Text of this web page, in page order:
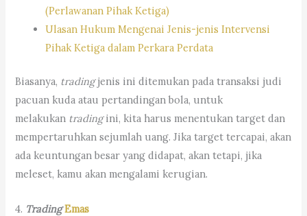
(Perlawanan Pihak Ketiga)
Ulasan Hukum Mengenai Jenis-jenis Intervensi
Pihak Ketiga dalam Perkara Perdata
Biasanya, tradingjenis ini ditemukan pada transaksi judi
pacuan kuda atau pertandingan bola, untuk
melakukan tradingini, kita harus menentukan target dan
mempertaruhkan sejumlah uang. Jika target tercapai, akan
ada keuntungan besar yang didapat, akan tetapi, jika
meleset, kamu akan mengalami kerugian.
4. Trading Emas